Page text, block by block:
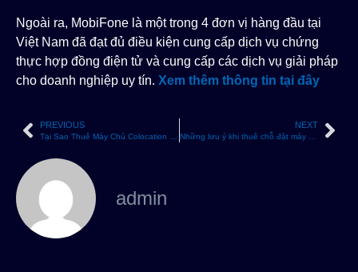
Ngoài ra, MobiFone là một trong 4 đơn vị hàng đầu tại
Việt Nam đã đạt đủ điều kiện cung cấp dịch vụ chứng
thực hợp đồng điện tử và cung cấp các dịch vụ giải pháp
cho doanh nghiệp uy tín. Xem thêm thông tin tại đây
PREVIOUS NEXT
admin